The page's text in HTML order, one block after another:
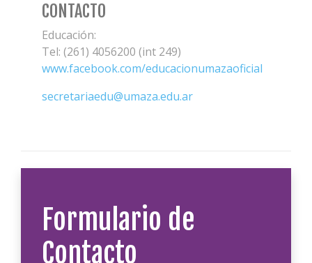
CONTACTO
Educación:
Tel: (261) 4056200 (int 249)
www.facebook.com/educacionumazaoficial
secretariaedu@umaza.edu.ar
Formulario de
Contacto